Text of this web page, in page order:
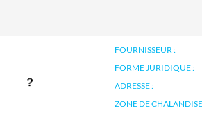
FOURNISSEUR :
FORME JURIDIQUE :
ADRESSE :
ZONE DE